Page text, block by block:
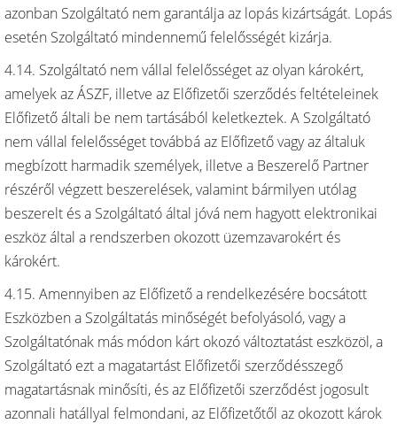
azonban Szolgáltató nem garantálja az lopás kizártságát. Lopás
esetén Szolgáltató mindennemű felelősségét kizárja.
4.14. Szolgáltató nem vállal felelősséget az olyan károkért,
amelyek az ÁSZF, illetve az Előfizetői szerződés feltételeinek
Előfizető általi be nem tartásából keletkeztek. A Szolgáltató
nem vállal felelősséget továbbá az Előfizető vagy az általuk
megbízott harmadik személyek, illetve a Beszerelő Partner
részéről végzett beszerelések, valamint bármilyen utólag
beszerelt és a Szolgáltató által jóvá nem hagyott elektronikai
eszköz által a rendszerben okozott üzemzavarokért és
károkért.
4.15. Amennyiben az Előfizető a rendelkezésére bocsátott
Eszközben a Szolgáltatás minőségét befolyásoló, vagy a
Szolgáltatónak más módon kárt okozó változtatást eszközöl, a
Szolgáltató ezt a magatartást Előfizetői szerződésszegő
magatartásnak minősíti, és az Előfizetői szerződést jogosult
azonnali hatállyal felmondani, az Előfizetőtől az okozott károk